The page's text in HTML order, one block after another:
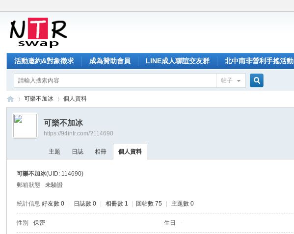
活動邀約&對象徵求 成為贊助會員 LINE成人聯誼交友群 北中南非營利手搖活動
帖子
NT›
可樂不加冰 個人資料
可樂不加冰
https://94intr.com/?114690
主題 日誌 相冊 個人資料
可樂不加冰(UID: 114690)
郵箱狀態
未驗證
統計信息 好友數 0 日誌數 0 相冊數 1 回帖數 75 主題數 0
性別 保密 生日 -